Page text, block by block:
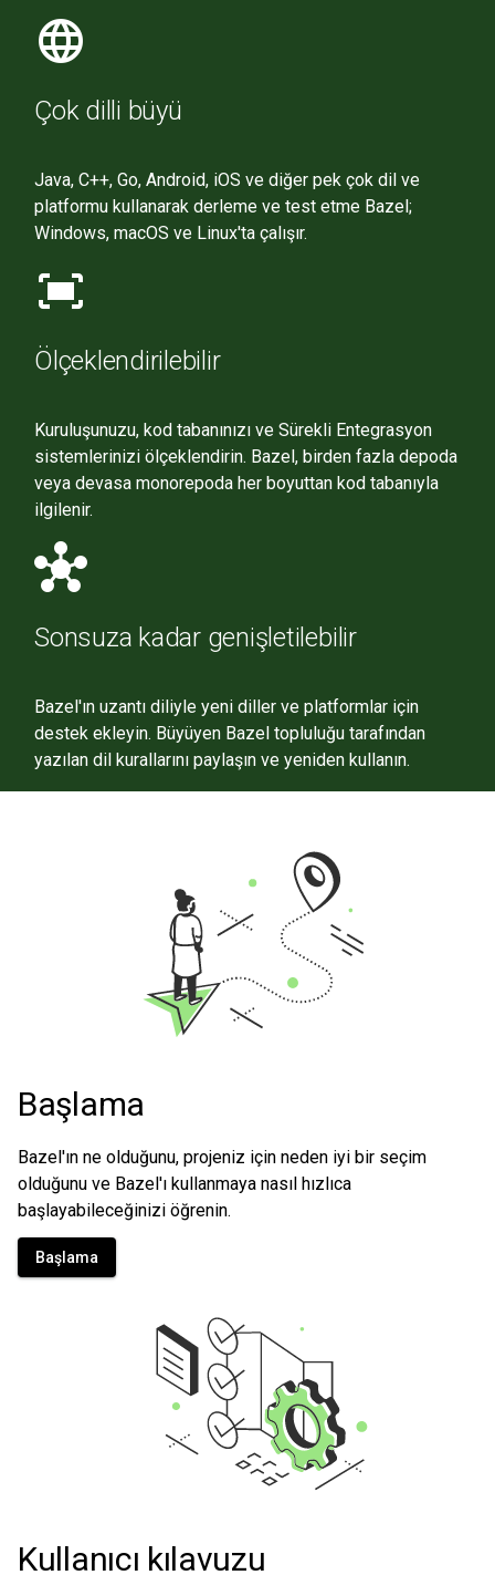
language
Çok dilli büyü
Java, C++, Go, Android, iOS ve diğer pek çok dil ve
platformu kullanarak derleme ve test etme Bazel;
Windows, macOS ve Linux'ta çalışır.
fit_screen
Ölçeklendirilebilir
Kuruluşunuzu, kod tabanınızı ve Sürekli Entegrasyon
sistemlerinizi ölçeklendirin. Bazel, birden fazla depoda
veya devasa monorepoda her boyuttan kod tabanıyla
ilgilenir.
hub
Sonsuza kadar genişletilebilir
Bazel'ın uzantı diliyle yeni diller ve platformlar için
destek ekleyin. Büyüyen Bazel topluluğu tarafından
yazılan dil kurallarını paylaşın ve yeniden kullanın.
Başlama
Bazel'ın ne olduğunu, projeniz için neden iyi bir seçim
olduğunu ve Bazel'ı kullanmaya nasıl hızlıca
başlayabileceğinizi öğrenin.
Başlama
Kullanıcı kılavuzu